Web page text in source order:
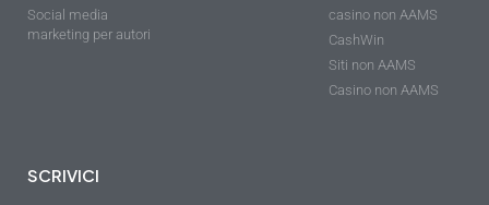
Social media
marketing per autori
casino non AAMS
CashWin
Siti non AAMS
Casino non AAMS
SCRIVICI